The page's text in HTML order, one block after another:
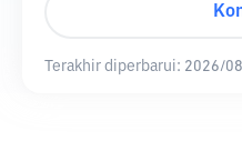
Terakhir diperbarui: 2026/